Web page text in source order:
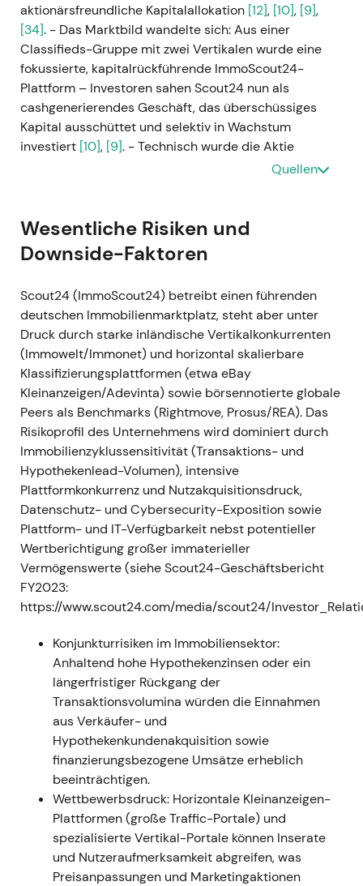
aktionärsfreundliche Kapitalallokation [12], [10], [9],
[34]. - Das Marktbild wandelte sich: Aus einer
Classifieds-Gruppe mit zwei Vertikalen wurde eine
fokussierte, kapitalrückführende ImmoScout24-
Plattform – Investoren sahen Scout24 nun als
cashgenerierendes Geschäft, das überschüssiges
Kapital ausschüttet und selektiv in Wachstum
investiert [10], [9]. - Technisch wurde die Aktie
zeigte einen stabilen Aufwärtstrend bei
schrumpfendem Streubesitz
Rückkaufprogramm über 350 Mio. Euro,
Investitionsjahr
Der Vorstand genehmigte ein nicht-
öffentliches Aktienrückkaufprogramm von bis
zu 350 Mio. Euro (Start März 2022); im
Rahmen des Programms wurden rund 6,52
Mio. Aktien zurückgekauft. Das Unternehmen
bezeichnete 2022 als „Investitionsjahr" mit
einer Umsatzwachstumsprognose von rund 11–
12 %, bei vorübergehend gedämpfter
operativer EBITDA-Dynamik infolge gezielter
Wachstumsinvestitionen[36] , [34] [11]
Investoren stellten ihr Bild neu ein: Statt reiner
Kapitalrückführung rückte ein
Abwägungsmodell in den Vordergrund –
kurzfristige Margenverwässerung gegen
2023 zu beschleunigtem Ergebniswachstum
führen sollten. Eine temporäre
Wachstumsstory auf solidem
Kapitalrückführungs-Fundament[11],[36].
Technisch sorgte im April 2022
Übernahmespekulation für einen kurzen
Schub; anschließend konsolidierte die Aktie
mit Rückkäufen als technischer Stütze
[36].
2023 — Aktieneinziehungen,
Dividendenerhöhung, gezielte M&A
(Sprengnetter) und Vorstandswechsel
Quellen
Wesentliche Risiken und
Downside-Faktoren
Scout24 (ImmoScout24) betreibt einen führenden
deutschen Immobilienmarktplatz, steht aber unter
Druck durch starke inländische Vertikalkonkurrenten
(Immowelt/Immonet) und horizontal skalierbare
Klassifizierungsplattformen (etwa eBay
Kleinanzeigen/Adevinta) sowie börsennotierte globale
Peers als Benchmarks (Rightmove, Prosus/REA). Das
Risikoprofil des Unternehmens wird dominiert durch
Immobilienzyklussensitivität (Transaktions- und
Hypothekenlead-Volumen), intensive
Plattformkonkurrenz und Nutzakquisitionsdruck,
Datenschutz- und Cybersecurity-Exposition sowie
Plattform- und IT-Verfügbarkeit nebst potentieller
Wertberichtigung großer immaterieller
Vermögenswerte (siehe Scout24-Geschäftsbericht
FY2023:
https://www.scout24.com/media/scout24/
Konjunkturrisiken im Immobiliensektor:
Anhaltend hohe Hypothekenzinsen oder ein
längerfristiger Rückgang der
Transaktionsvolumina würden die Einnahmen
aus Verkäufer- und
Hypothekenkundenakquisition sowie
finanzierungsbezogene Umsätze erheblich
beeinträchtigen.
Wettbewerbsdruck: Horizontale Kleinanzeigen-
Plattformen (große Traffic-Portale) und
spezialisierte Vertikal-Portale können Inserate
und Nutzeraufmerksamkeit abgreifen, was
Preisanpassungen und Marketingaktionen